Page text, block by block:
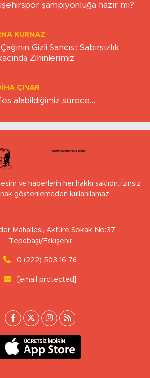
şampiyonluğa hazır mı?
KURNAZ
Çağının Gizli Sancısı: Sabırsızlık
Zihinlerimiz
ÇINAR
alabildiğimiz sürece…
ve haberlerin her hakkı saklıdır. İzinsiz
gösterilemeden kullanılamaz.
Mahallesi, Aktüre Sokak No:37
Tepebaşı/Eskişehir
0 (222) 503 16 76
[email protected]